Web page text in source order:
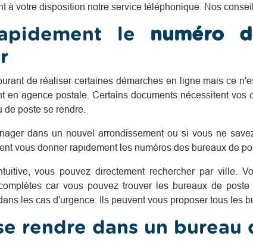
à votre disposition notre service téléphonique. Nos
le numéro
de réaliser certaines démarches en ligne mais ce
en agence postale. Certains documents nécessitent
poste se rendre.
dans un nouvel arrondissement ou si vous ne
vous donner rapidement les numéros des bureaux de
vous pouvez directement rechercher par ville.
car vous pouvez trouver les bureaux de
les cas d'urgence. Ils peuvent vous proposer tous les
rendre dans un bureau